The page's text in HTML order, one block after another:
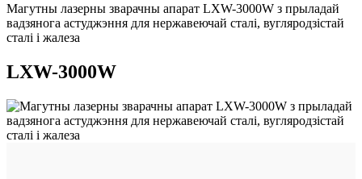
Магутны лазерны зварачны апарат LXW-3000W з прыладай
вадзянога астуджэння для нержавеючай сталі, вугляродзістай
сталі і жалеза
LXW-3000W